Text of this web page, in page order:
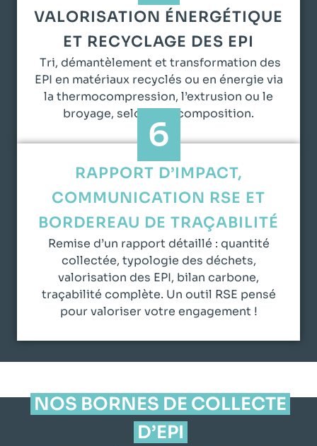
VALORISATION ÉNERGÉTIQUE
ET RECYCLAGE DES EPI
Tri, démantèlement et transformation des
EPI en matériaux recyclés ou en énergie via
la thermocompression, l’extrusion ou le
broyage, selon leur composition.
6
RAPPORT D’IMPACT,
COMMUNICATION RSE ET
BORDEREAU DE TRAÇABILITÉ
Remise d’un rapport détaillé : quantité
collectée, typologie des déchets,
valorisation des EPI, bilan carbone,
traçabilité complète. Un outil RSE pensé
pour valoriser votre engagement !
NOS BORNES DE COLLECTE
D’EPI